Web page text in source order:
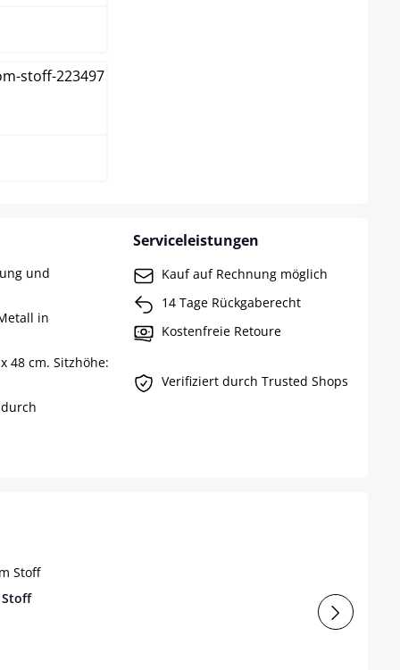
und
in
48 cm. Sitzhöhe:
Serviceleistungen
Kauf auf Rechnung möglich
14 Tage Rückgaberecht
Kostenfreie Retoure
Verifiziert durch Trusted Shops
Stoff